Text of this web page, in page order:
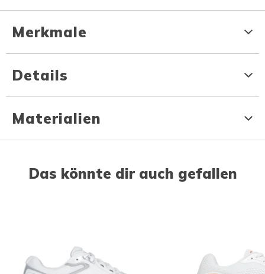
Merkmale
Details
Materialien
Das könnte dir auch gefallen